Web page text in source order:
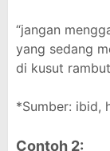
“jangan
yang sedang
di kusut
*Sumber: ibid,
Contoh 2: